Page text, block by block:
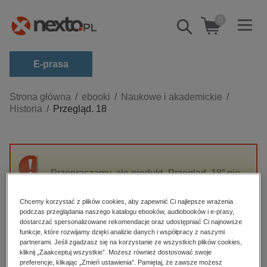
Pokaż/schowaj
wyszukiwarkę
0
E-prasa
Kategorie
Zobacz wszystkie E-prasa
budownictwo, aranżacja wnętrz
darmowe wydania
edukacja
hobby, sport, rozrywka
komputery, internet, technologie, informatyka
Strona główna ebooki
Naukowe i akademickie
Historia
Przegląd. 18
Przepraszamy, ale produkt „Przegląd. 18” nie
High-contrast mode
Polecane
Chcemy korzystać z plików cookies, aby zapewnić Ci najlepsze wrażenia
podczas przeglądania naszego katalogu ebooków, audiobooków i e-prasy,
dostarczać spersonalizowane rekomendacje oraz udostępniać Ci najnowsze
funkcje, które rozwijamy dzięki analizie danych i współpracy z naszymi
partnerami. Jeśli zgadzasz się na korzystanie ze wszystkich plików cookies,
kliknij „Zaakceptuj wszystkie”. Możesz również dostosować swoje
preferencje, klikając „Zmień ustawienia”. Pamiętaj, że zawsze możesz